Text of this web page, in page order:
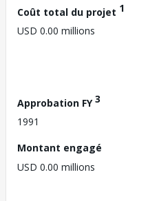
Coût total du projet 1
USD 0.00 millions
Approbation FY3
1991
Montant engagé
USD 0.00 millions